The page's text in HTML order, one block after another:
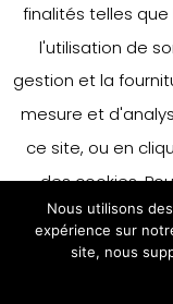
finalités telles
l'utilisation de
gestion et la
mesure et
ce site, ou en
des cookies.
préférences en
à notre
Nous utilisons
expérience sur
site, nous